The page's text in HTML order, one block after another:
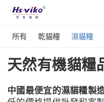
所有 乾貓糧 濕貓糧
天然有機貓糧
中國最便宜的濕貓糧製